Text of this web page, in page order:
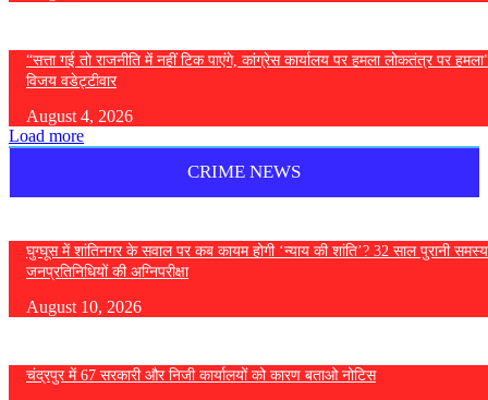
“सत्ता गई तो राजनीति में नहीं टिक पाएंगे, कांग्रेस कार्यालय पर हमला लोकतंत्र पर
विजय वडेट्टीवार
August 4, 2026
Load more
CRIME NEWS
घुग्घूस में शांतिनगर के सवाल पर कब कायम होगी ‘न्याय की शांति’? 32 साल पुरानी
जनप्रतिनिधियों की अग्निपरीक्षा
August 10, 2026
चंद्रपुर में 67 सरकारी और निजी कार्यालयों को कारण बताओ नोटिस